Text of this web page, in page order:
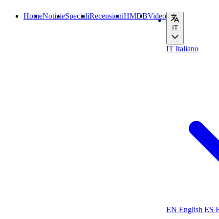
HomeNotizieSpecialiRecensioniHMDBVideo
IT
IT Italiano
EN English ES